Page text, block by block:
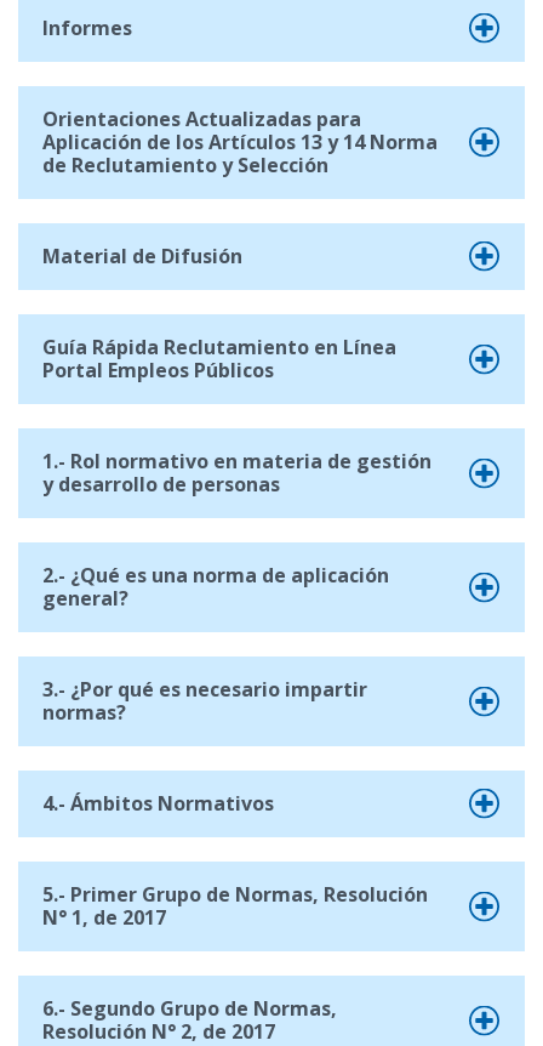
Informes
Orientaciones Actualizadas para
Aplicación de los Artículos 13 y 14 Norma
de Reclutamiento y Selección
Material de Difusión
Guía Rápida Reclutamiento en Línea
Portal Empleos Públicos
1.- Rol normativo en materia de gestión
y desarrollo de personas
2.- ¿Qué es una norma de aplicación
general?
3.- ¿Por qué es necesario impartir
normas?
4.- Ámbitos Normativos
5.- Primer Grupo de Normas, Resolución
N° 1, de 2017
6.- Segundo Grupo de Normas,
Resolución N° 2, de 2017